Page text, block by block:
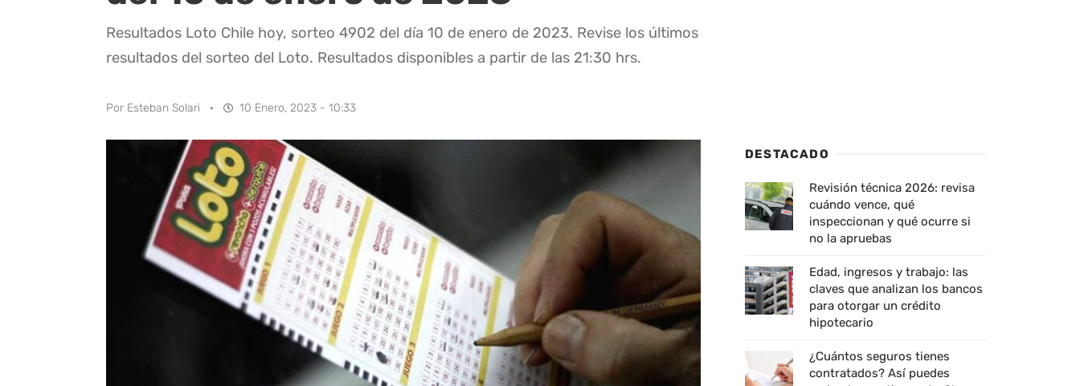
Resultados Loto Chile hoy, sorteo 4902 del día 10 de enero de 2023. Revise los últimos
resultados del sorteo del Loto. Resultados disponibles a partir de las 21:30 hrs.
Por Esteban Solari · 10 Enero, 2023 - 10:33
DESTACADO
Revisión técnica 2026: revisa
cuándo vence, qué
inspeccionan y qué ocurre si
no la apruebas
Edad, ingresos y trabajo: las
claves que analizan los bancos
para otorgar un crédito
hipotecario
¿Cuántos seguros tienes
contratados? Así puedes